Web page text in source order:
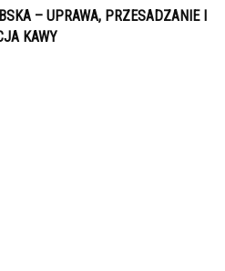
– UPRAWA, PRZESADZANIE I
KAWY